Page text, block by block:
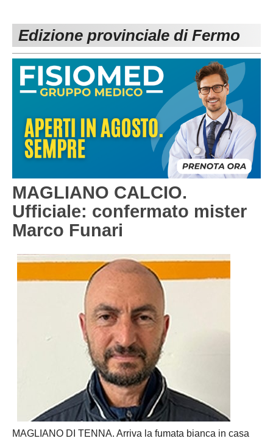
Carica la tua Rosa
1^ CATEGORIA
2^ CATEGORIA
3^ CATEGORIA
Edizione provinciale di Fermo
MAGLIANO CALCIO.
Ufficiale: confermato mister
Marco Funari
MAGLIANO DI TENNA. Arriva la fumata bianca in casa